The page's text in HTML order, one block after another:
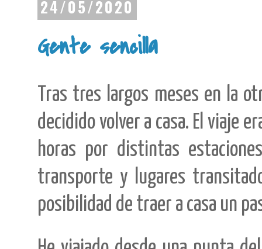
24/05/2020
Gente sencilla
Tras tres largos meses en la
decidido volver a casa. El viaje
horas por distintas
transporte y lugares
posibilidad de traer a casa un